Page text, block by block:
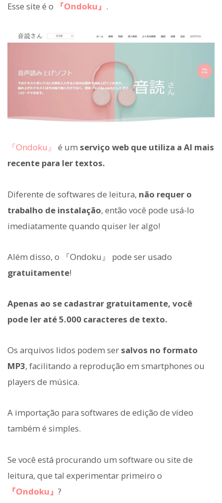
Esse site é o 『Ondoku』 .
『Ondoku』 é um serviço web que utiliza a AI mais
recente para ler textos.
Diferente de softwares de leitura, não requer o
trabalho de instalação, então você pode usá-lo
imediatamente quando quiser ler algo!
Além disso, o 『Ondoku』 pode ser usado
gratuitamente!
Apenas ao se cadastrar gratuitamente, você
pode ler até 5.000 caracteres de texto.
Os arquivos lidos podem ser salvos no formato
MP3, facilitando a reprodução em smartphones ou
players de música.
A importação para softwares de edição de vídeo
também é simples.
Se você está procurando um software ou site de
leitura, que tal experimentar primeiro o
『Ondoku』 ?